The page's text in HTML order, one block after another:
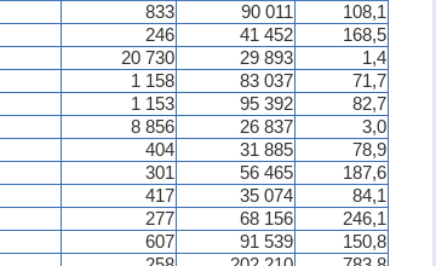
833 90 011
108,1
246 41 452
168,5
20 730 29 893
1,4
1 158 83 037
71,7
1 153 95 392
82,7
8 856 26 837
3,0
404 31 885
78,9
301 56 465
187,6
417 35 074
84,1
277 68 156
246,1
607 91 539
150,8